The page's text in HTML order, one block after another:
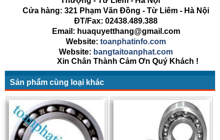
Cửa hàng: 321 Phạm Văn Đồng - Từ Liêm - Hà Nội
ĐT/Fax: 02438.489.388
Email: huaquyetthang@gmail.com
Website: toanphatinfo.com
Website: bangtaitoanphat.com
Xin Chân Thành Cảm Ơn Quý Khách !
Sản phẩm cùng loại khác